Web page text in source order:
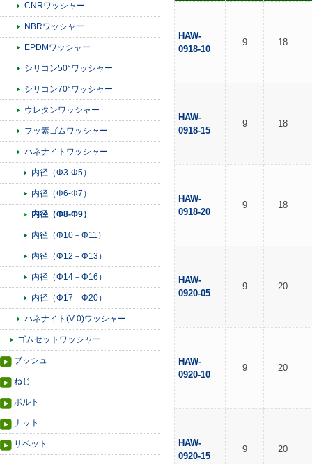
CNRワッシャー
NBRワッシャー
EPDMワッシャー
シリコン50°ワッシャー
シリコン70°ワッシャー
ウレタンワッシャー
フッ素ゴムワッシャー
ハネナイトワッシャー
内径（Φ3-Φ5）
内径（Φ6-Φ7）
内径（Φ8-Φ9）
内径（Φ10－Φ11）
内径（Φ12－Φ13）
内径（Φ14－Φ16）
内径（Φ17－Φ20）
ハネナイト(V-0)ワッシャー
ゴムセットワッシャー
ブッシュ
ねじ
ボルト
ナット
リベット
HAW-
0918-10
9 18
HAW-
0918-15
9 18
HAW-
0918-20
9 18
HAW-
0920-05
9 20
HAW-
0920-10
9 20
HAW-
0920-15
9 20